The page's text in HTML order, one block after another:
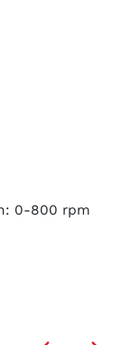
0-800 rpm